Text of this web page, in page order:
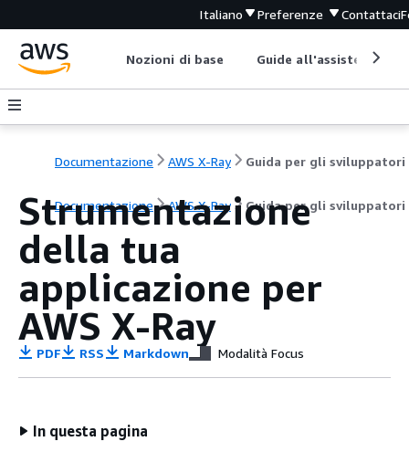
Italiano Preferenze Contattaci
Nozioni di base Guide all'assistenza
Documentazione AWS X-Ray Guida per gli sviluppatori
Documentazione AWS X-Ray Guida per gli sviluppatori
Strumentazione
della tua
applicazione per
AWS X-Ray
PDF RSS Markdown Modalità Focus
In questa pagina